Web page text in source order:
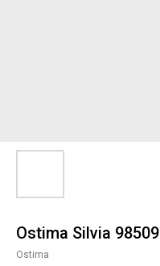
Ostima Silvia 98509
Ostima